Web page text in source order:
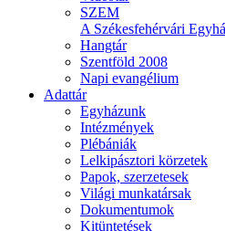
SZEM
A Székesfehérvári
Hangtár
Szentföld 2008
Napi evangélium
Adattár
Egyházunk
Intézmények
Plébániák
Lelkipásztori körzetek
Papok, szerzetesek
Világi munkatársak
Dokumentumok
Kitüntetések